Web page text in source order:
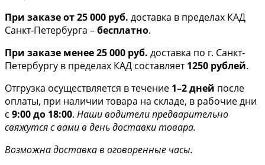
При заказе от 25 000 руб. доставка в пределах КАД
Санкт-Петербурга –бесплатно.
При заказе менее 25 000 руб. доставка по г. Санкт-
Петербургу в пределах КАД составляет1250 рублей.
Отгрузка осуществляется в течение 1–2 дней после
оплаты, при наличии товара на складе, в рабочие дни
с 9:00 до 18:00. Наши водители предварительно
свяжутся с вами в день доставки товара.
Возможна доставка в оговоренные часы.